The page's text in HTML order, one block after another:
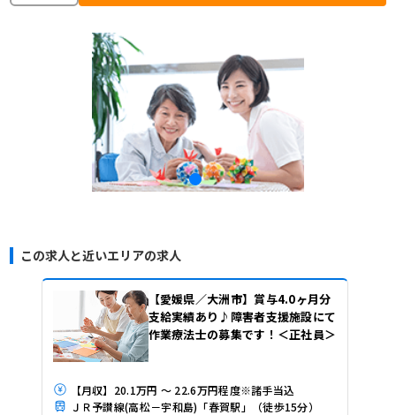
この求人と近いエリアの求人
【愛媛県／大洲市】賞与4.0ヶ月分
支給実績あり♪障害者支援施設にて
作業療法士の募集です！＜正社員＞
【月収】20.1万円 ～ 22.6万円程度※諸手当込
ＪＲ予讃線(高松－宇和島)「春賀駅」（徒歩15分）